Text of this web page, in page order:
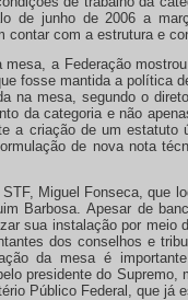
de junho de 2006 a
com a estrutura e
a Federação
fosse mantida a política
na mesa, segundo o
da categoria e não
a criação de um
de nova nota
Miguel Fonseca, que
Barbosa. Apesar de
sua instalação por
dos conselhos e
da mesa é
presidente do
Público Federal, que já